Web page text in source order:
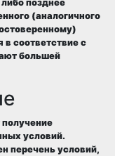
позднее
(аналогичного
соответствие с
большей
условий.
перечень условий,